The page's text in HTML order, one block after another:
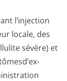
l’injection
locale, des
sévère) et